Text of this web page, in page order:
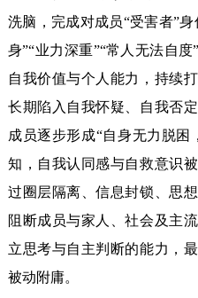
洗脑，完成对成员“受害者”
身”“业力深重”“常人无法自
自我价值与个人能力，持续
长期陷入自我怀疑、自我否
成员逐步形成“自身无力脱困
知，自我认同感与自救意识
过圈层隔离、信息封锁、思
阻断成员与家人、社会及主
立思考与自主判断的能力，
被动附庸。